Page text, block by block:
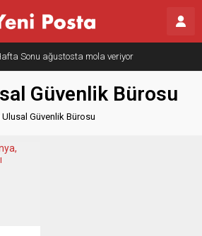
Sonu ağustosta mola veriyor
Güvenlik Bürosu
Güvenlik Bürosu